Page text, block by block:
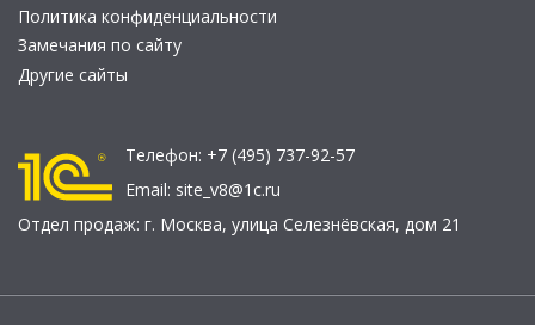
Политика конфиденциальности
Замечания по сайту
Другие сайты
Телефон: +7 (495) 737-92-57
Email: site_v8@1c.ru
Отдел продаж: г. Москва, улица Селезнёвская, дом 21